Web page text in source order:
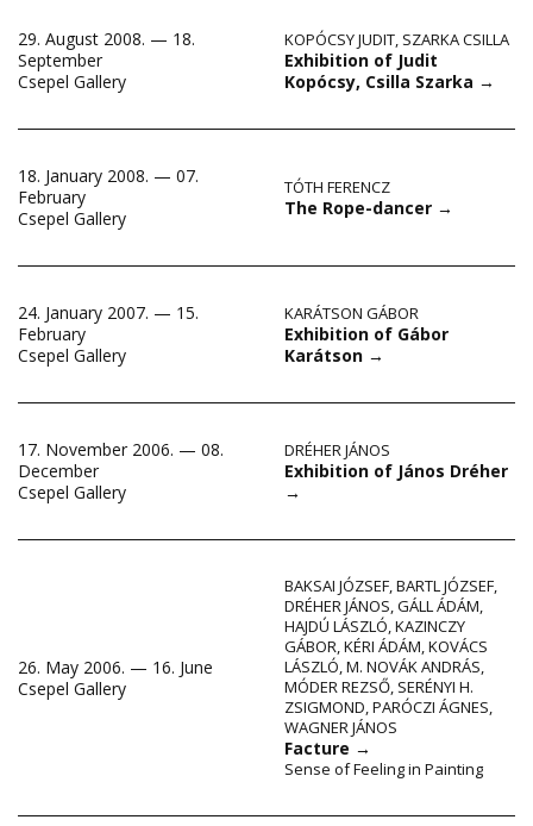
29. August 2008. — 18.
September
Csepel Gallery
KOPÓCSY JUDIT, SZARKA CSILLA
Exhibition of Judit
Kopócsy, Csilla Szarka →
18. January 2008. — 07.
February
Csepel Gallery
TÓTH FERENCZ
The Rope-dancer →
24. January 2007. — 15.
February
Csepel Gallery
KARÁTSON GÁBOR
Exhibition of Gábor
Karátson →
17. November 2006. — 08.
December
Csepel Gallery
DRÉHER JÁNOS
Exhibition of János Dréher
→
26. May 2006. — 16. June
Csepel Gallery
BAKSAI JÓZSEF,BARTL JÓZSEF,
DRÉHER JÁNOS,GÁLL ÁDÁM,
HAJDÚ LÁSZLÓ,KAZINCZY
GÁBOR,KÉRI ÁDÁM,KOVÁCS
LÁSZLÓ,M. NOVÁK ANDRÁS,
MÓDER REZSŐ, SERÉNYI H.
ZSIGMOND,PARÓCZI ÁGNES,
WAGNER JÁNOS
Facture →
Sense of Feeling in Painting